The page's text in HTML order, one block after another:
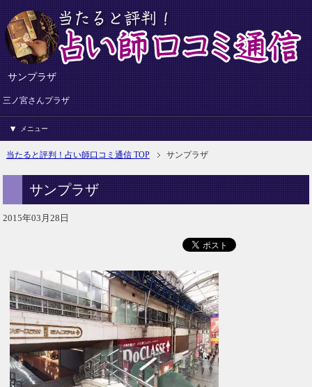
サンプラザ
三ノ宮さんプラザ
メニュー
当たると評判！占い師口コミ通信 TOP サンプラザ
サンプラザ
2015年03月28日